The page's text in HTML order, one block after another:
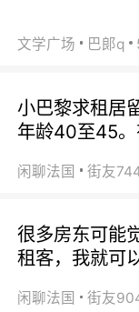
文学广场 巴郞q
小巴黎求租居
年龄40至45
闲聊法国
很多房东可能
租客，我就可
闲聊法国